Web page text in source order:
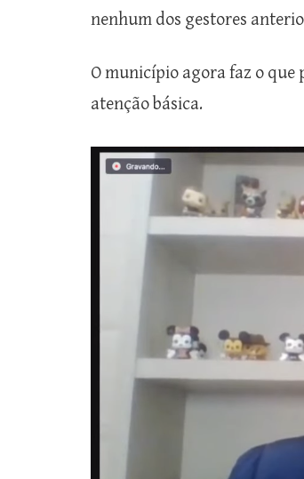
nenhum dos gestores
O município agora faz o que
atenção básica.